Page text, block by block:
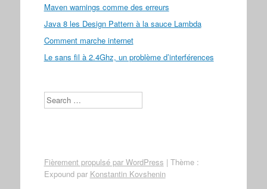
Maven warnings comme des erreurs
Java 8 les Design Pattern à la sauce Lambda
Comment marche internet
Le sans fil à 2.4Ghz, un problème d’interférences
Search
Fièrement propulsé par WordPress | Thème :
Expound par Konstantin Kovshenin